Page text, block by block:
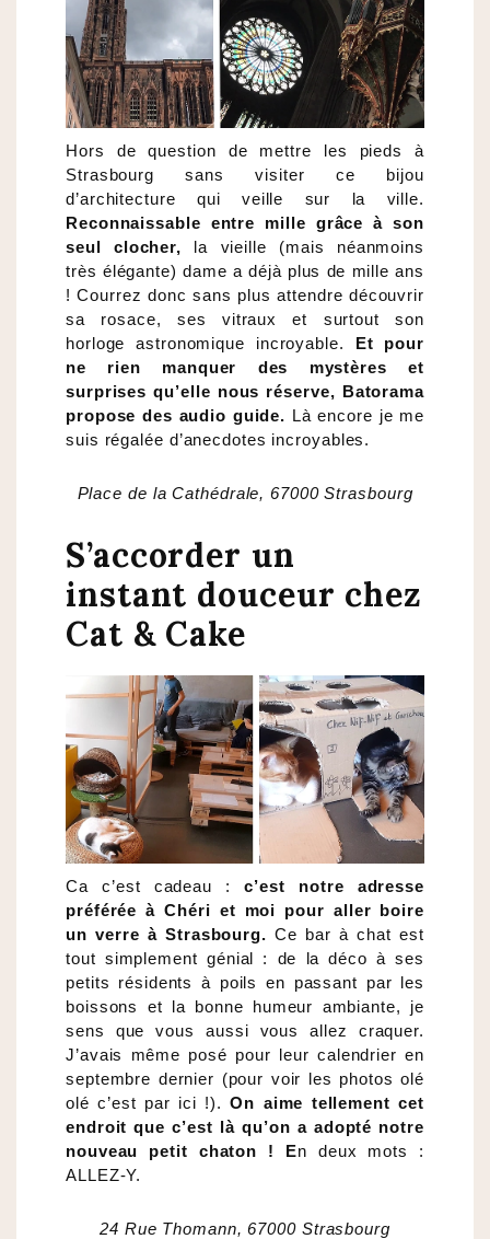
Hors de question de mettre les pieds à
Strasbourg sans visiter ce bijou
d’architecture qui veille sur la ville.
Reconnaissable entre mille grâce à son
seul clocher, la vieille (mais néanmoins
très élégante) dame a déjà plus de mille ans
! Courrez donc sans plus attendre découvrir
sa rosace, ses vitraux et surtout son
horloge astronomique incroyable. Et pour
ne rien manquer des mystères et
surprises qu’elle nous réserve, Batorama
propose des audio guide. Là encore je me
suis régalée d’anecdotes incroyables.
Place de la Cathédrale, 67000 Strasbourg
S’accorder un
instant douceur chez
Cat & Cake
Ca c’est cadeau :c’est notre adresse
préférée à Chéri et moi pour aller boire
un verre à Strasbourg.Ce bar à chat est
tout simplement génial : de la déco à ses
petits résidents à poils en passant par les
boissons et la bonne humeur ambiante, je
sens que vous aussi vous allez craquer.
J’avais même posé pour leur calendrier en
septembre dernier (pour voir les photos olé
olé c’est par ici !).On aime tellement cet
endroit que c’est là qu’on a adopté notre
nouveau petit chaton ! En deux mots :
ALLEZ-Y.
24 Rue Thomann, 67000 Strasbourg